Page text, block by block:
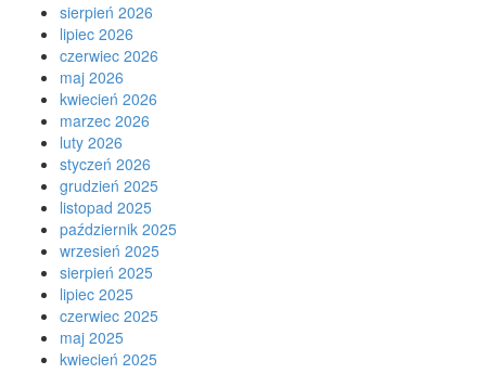
sierpień 2026
lipiec 2026
czerwiec 2026
maj 2026
kwiecień 2026
marzec 2026
luty 2026
styczeń 2026
grudzień 2025
listopad 2025
październik 2025
wrzesień 2025
sierpień 2025
lipiec 2025
czerwiec 2025
maj 2025
kwiecień 2025